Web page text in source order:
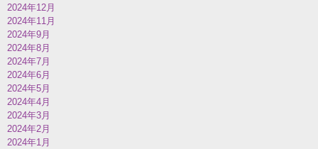
2024年12月
2024年11月
2024年9月
2024年8月
2024年7月
2024年6月
2024年5月
2024年4月
2024年3月
2024年2月
2024年1月